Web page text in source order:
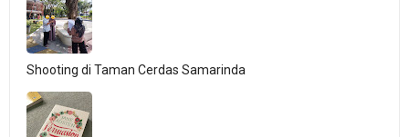
Shooting di Taman Cerdas Samarinda